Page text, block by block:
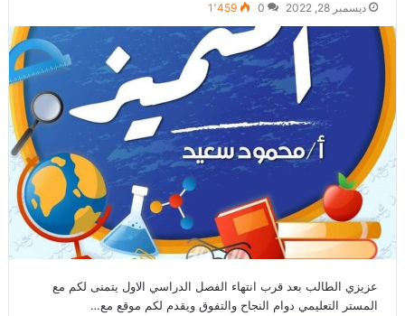
ديسمبر 28, 2022 0 1٬459
عزيزي الطالب بعد قرب انتهاء الفصل الدراسي الاول يتمنى لكم مع
المستر التعليمي دوام النجاح والتفوق ويقدم لكم موقع مع…